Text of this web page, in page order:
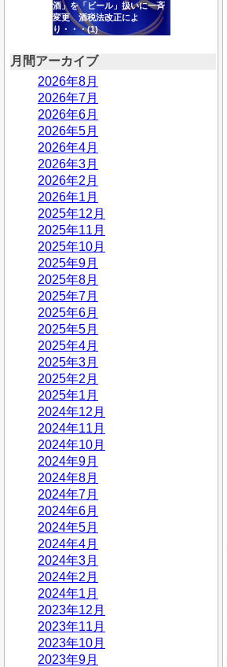
酒」を「ビール」扱いに一斉
変更 酒税法改正によ
り・・・(1)
月間アーカイブ
2026年8月
2026年7月
2026年6月
2026年5月
2026年4月
2026年3月
2026年2月
2026年1月
2025年12月
2025年11月
2025年10月
2025年9月
2025年8月
2025年7月
2025年6月
2025年5月
2025年4月
2025年3月
2025年2月
2025年1月
2024年12月
2024年11月
2024年10月
2024年9月
2024年8月
2024年7月
2024年6月
2024年5月
2024年4月
2024年3月
2024年2月
2024年1月
2023年12月
2023年11月
2023年10月
2023年9月